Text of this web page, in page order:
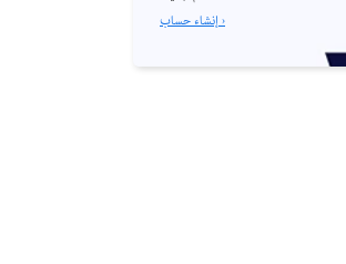
إنشاء حساب ›